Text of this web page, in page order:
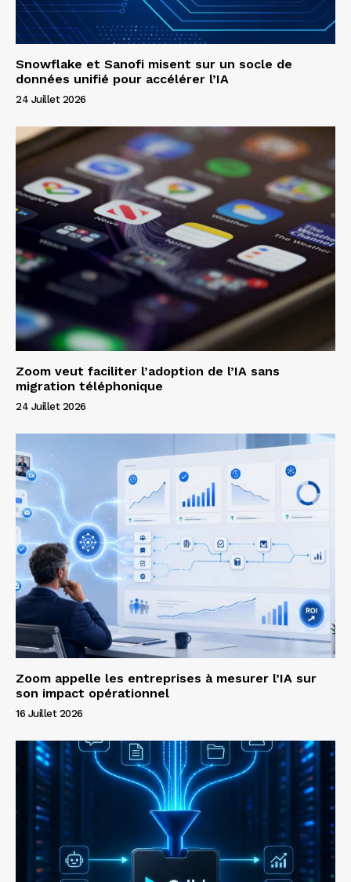
Snowflake et Sanofi misent sur un socle de
données unifié pour accélérer l’IA
24 Juillet 2026
Zoom veut faciliter l’adoption de l’IA sans
migration téléphonique
24 Juillet 2026
Zoom appelle les entreprises à mesurer l’IA sur
son impact opérationnel
16 Juillet 2026